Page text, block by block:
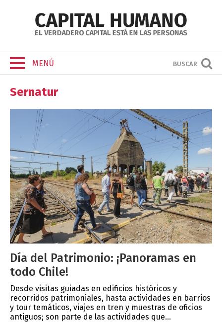
MENÚ BUSCAR
Sernatur
Día del Patrimonio: ¡Panoramas en
todo Chile!
Desde visitas guiadas en edificios históricos y
recorridos patrimoniales, hasta actividades en barrios
y tour temáticos, viajes en tren y muestras de oficios
antiguos; son parte de las actividades que...